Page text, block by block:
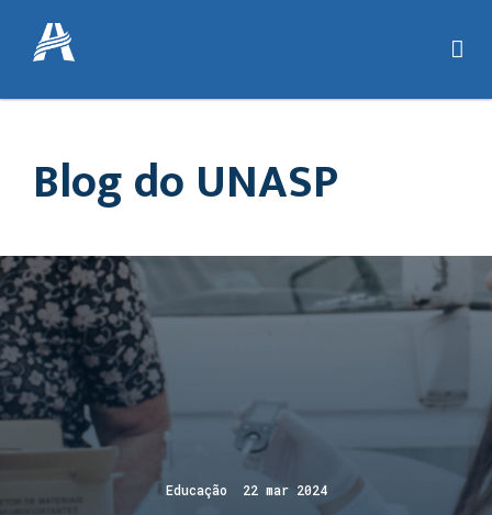
Blog do UNASP
Educação 22 mar 2024